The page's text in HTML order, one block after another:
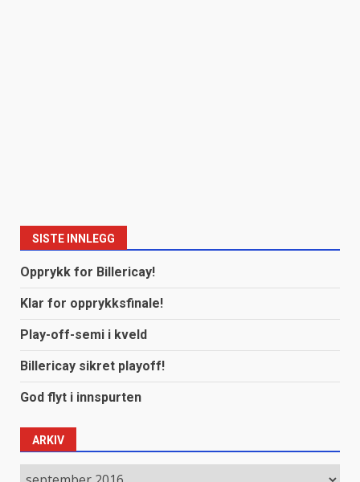
SISTE INNLEGG
Opprykk for Billericay!
Klar for opprykksfinale!
Play-off-semi i kveld
Billericay sikret playoff!
God flyt i innspurten
ARKIV
Arkiv